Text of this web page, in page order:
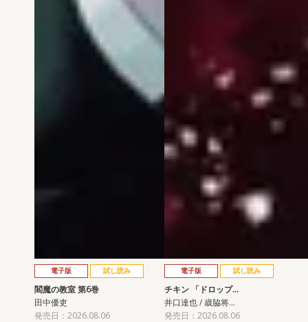
電子版 試し読み
閻魔の教室 第6巻
田中優吏
発売日：2026.08.06
電子版 試し読み
チキン 「ドロップ…
井口達也 / 歳脇将…
発売日：2026.08.06